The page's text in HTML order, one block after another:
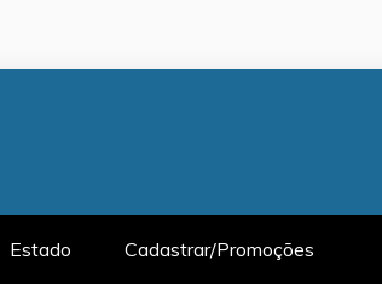
Estado Cadastrar/Promoções